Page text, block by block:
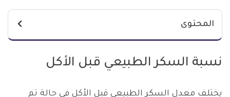
المحتوى
نسبة السكر الطبيعي قبل الأكل
يختلف معدل السكر الطبيعي قبل الأكل في حالة تم